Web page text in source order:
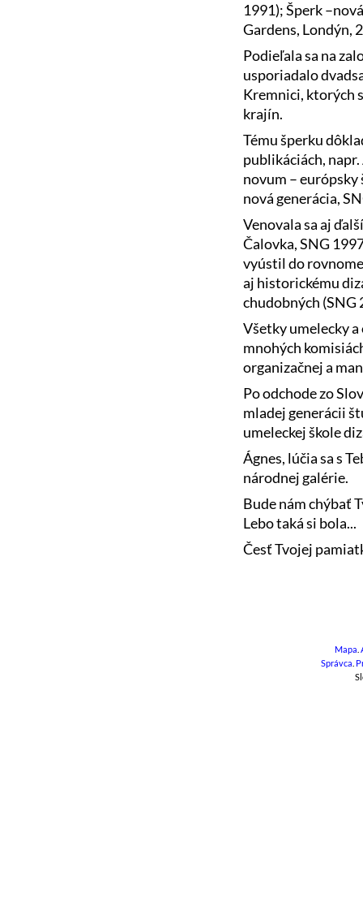
1991); Šperk
Gardens, Londýn,
Podieľala sa na
usporiadalo
Kremnici, ktorých
krajín.
Tému šperku
publikáciách,
novum – európsky
nová generácia,
Venovala sa aj
Čalovka, SNG
vyústil do
aj historickému
chudobných (SNG
Všetky umelecky
mnohých
organizačnej a
Po odchode zo
mladej generácii
umeleckej škole
Ágnes, lúčia sa s
národnej galérie.
Bude nám chýbať
Lebo taká si bola...
Česť Tvojej
Mapa.
Správca.